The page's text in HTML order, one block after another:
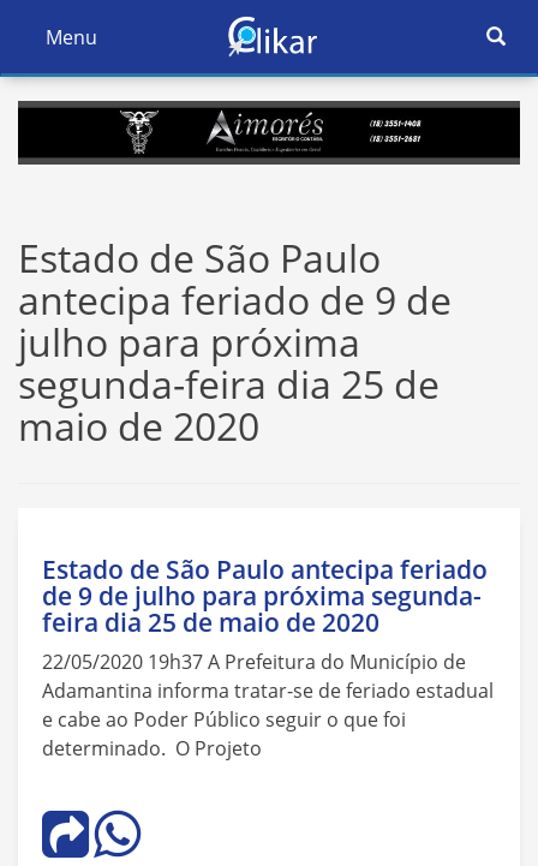
Ativar
Navegação
Menu
Ativar
Estado de São Paulo
antecipa feriado de 9 de
julho para próxima
segunda-feira dia 25 de
maio de 2020
Estado de São Paulo antecipa feriado
de 9 de julho para próxima segunda-
feira dia 25 de maio de 2020
22/05/2020 19h37 A Prefeitura do Município de
Adamantina informa tratar-se de feriado estadual
e cabe ao Poder Público seguir o que foi
determinado. O Projeto